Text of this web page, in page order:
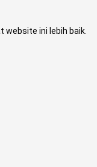
website ini lebih baik.